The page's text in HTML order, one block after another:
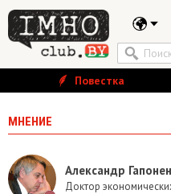
Повестка
МНЕНИЕ
Александр
Доктор